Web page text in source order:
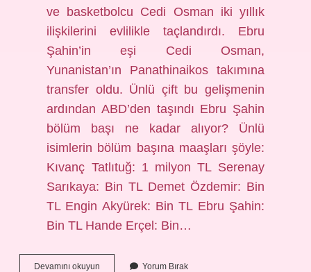
ve basketbolcu Cedi Osman iki yıllık
ilişkilerini evlilikle taçlandırdı. Ebru
Şahin’in eşi Cedi Osman,
Yunanistan’ın Panathinaikos takımına
transfer oldu. Ünlü çift bu gelişmenin
ardından ABD’den taşındı Ebru Şahin
bölüm başı ne kadar alıyor? Ünlü
isimlerin bölüm başına maaşları şöyle:
Kıvanç Tatlıtuğ: 1 milyon TL Serenay
Sarıkaya: Bin TL Demet Özdemir: Bin
TL Engin Akyürek: Bin TL Ebru Şahin:
Bin TL Hande Erçel: Bin…
Devamını okuyun Yorum Bırak